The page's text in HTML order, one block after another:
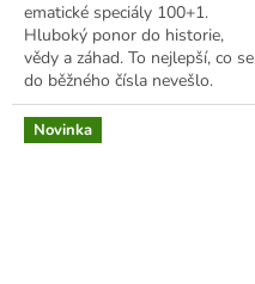
ematické speciály 100+1.
Hluboký ponor do historie,
vědy a záhad. To nejlepší, co se
do běžného čísla nevešlo.
Vychází 4x ročně.
Novinka